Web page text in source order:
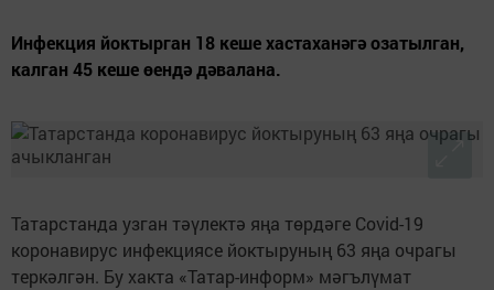
Инфекция йоктырган 18 кеше хастаханәгә озатылган,
калган 45 кеше өендә дәвалана.
Татарстанда узган тәүлектә яңа төрдәге Сovid-19
коронавирус инфекциясе йоктыруның 63 яңа очрагы
теркәлгән. Бу хакта «Татар-информ» мәгълүмат